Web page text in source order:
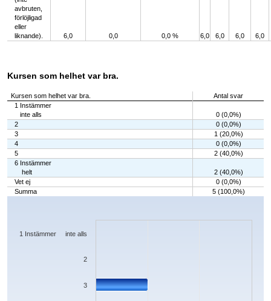
avbruten,
förlöjligad
eller
liknande).
6,0 0,0 0,0 % 6,0 6,0 6,0 6,0
Kursen som helhet var bra.
Kursen som helhet var bra.
Antal svar
1 Instämmer
inte alls
0 (0,0%)
2
0 (0,0%)
3
1 (20,0%)
4
0 (0,0%)
5
2 (40,0%)
6 Instämmer
helt
2 (40,0%)
Vet ej
0 (0,0%)
Summa
5 (100,0%)
Chart
The chart has 1 X axis displaying categories.
3
2
1 Instämmer inte alls